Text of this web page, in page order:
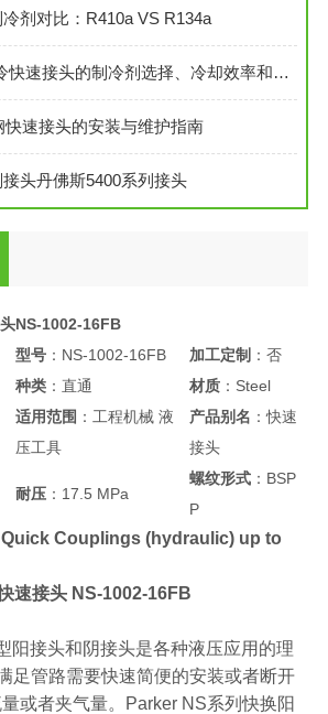
剂对比：R410a VS R134a
UQD04系列液冷快速接头的制冷剂选择、冷却效率和可靠性分析
快速接头的安装与维护指南
头丹佛斯5400系列接头
NS-1002-16FB
型号：NS-1002-16FB 加工定制：否
种类：直通 材质：Steel
适用范围 ：工程机械 液
压工具
产品别名 ：快速
接头
耐压：17.5 MPa
螺纹形式：BSP
P
Quick Couplings (hydraulic) up to
速接头 NS-1002-16FB
阳接头和阴接头是各种液压应用的理
足管路需要快速简便的安装或者断开
或者夹气量。Parker NS系列快换阳